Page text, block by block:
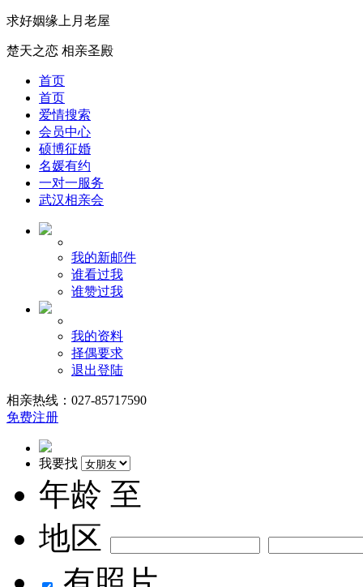
求好姻缘上月老屋
楚天之恋 相亲圣殿
首页
首页
爱情搜索
会员中心
硕博征婚
名媛有约
一对一服务
武汉相亲会
我的新邮件
谁看过我
谁赞过我
我的资料
择偶要求
退出登陆
相亲热线：027-85717590
免费注册
我要找
年龄 至
地区